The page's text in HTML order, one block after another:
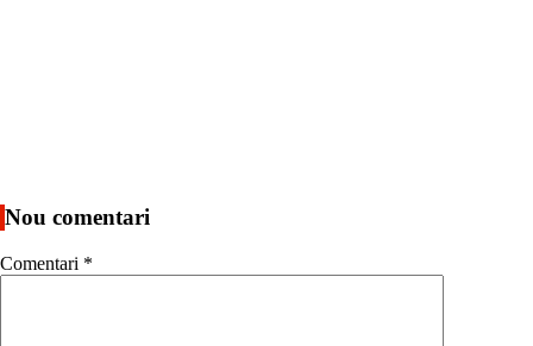
Nou comentari
Comentari *